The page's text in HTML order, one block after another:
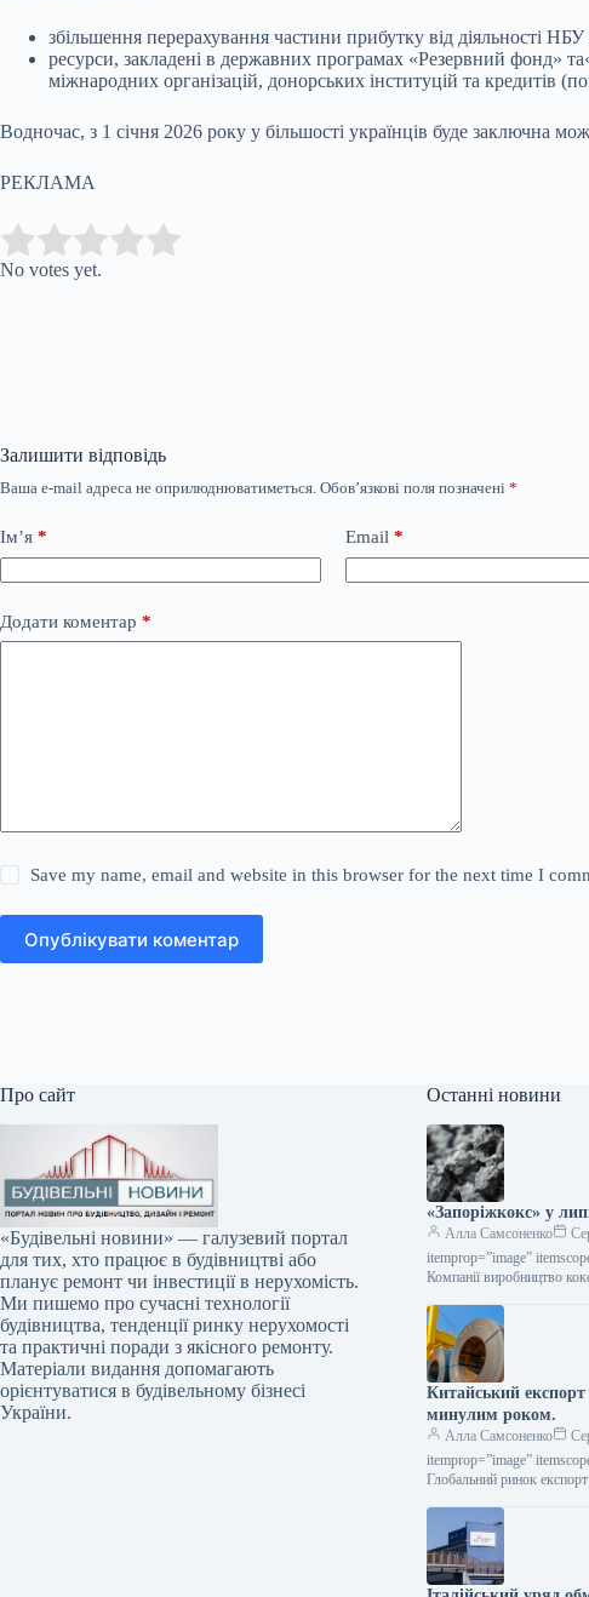
збільшення перерахування частини прибутку від діяльності
ресурси, закладені в державних програмах «Резервний фонд»
міжнародних організацій, донорських інституцій та кредитів
Водночас, з 1 січня 2026 року у більшості українців буде заключна
РЕКЛАМА
Rate this item:
No votes yet.
Залишити відповідь
Ваша e-mail адреса не оприлюднюватиметься. Обов’язкові поля позначені *
Ім’я * Email *
Додати коментар *
Save my name, email and website in this browser for the next time I
Опублікувати коментар
Про сайт
«Будівельні новини» — галузевий портал
для тих, хто працює в будівництві або
планує ремонт чи інвестиції в нерухомість.
Ми пишемо про сучасні технології
будівництва, тенденції ринку нерухомості
та практичні поради з якісного ремонту.
Матеріали видання допомагають
орієнтуватися в будівельному бізнесі
України.
Останні новини
«Запоріжкокс» у
Алла Самсоненко
itemprop=”image”
Компанії виробництво
Китайський
минулим роком.
Алла Самсоненко
itemprop=”image”
Глобальний ринок